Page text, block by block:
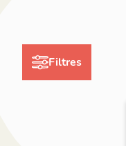
Filtres